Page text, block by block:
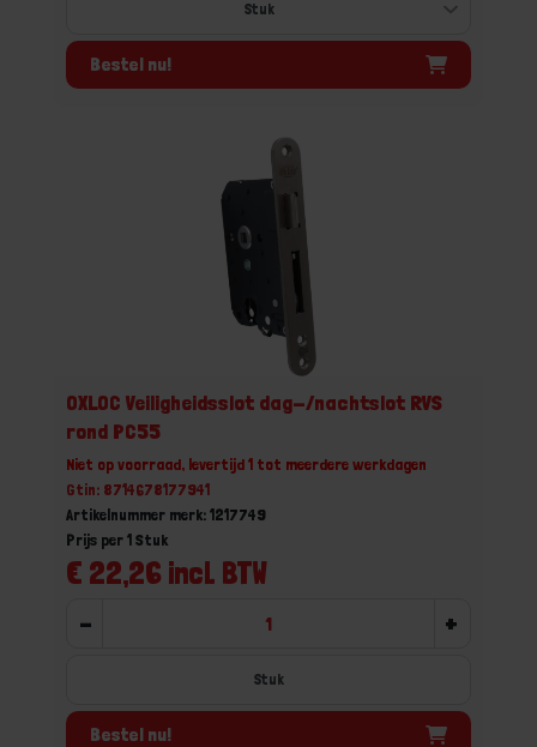
Bestel nu!
OXLOC Veiligheidsslot dag-/nachtslot RVS
rond PC55
Niet op voorraad, levertijd 1 tot meerdere werkdagen
Gtin: 8714678177941
Artikelnummer merk: 1217749
€ 22,26 incl. BTW
Prijs per 1 Stuk
- +
Stuk
Bestel nu!